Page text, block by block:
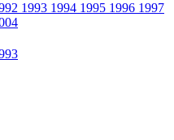
1993 1994 1995 1996 1997